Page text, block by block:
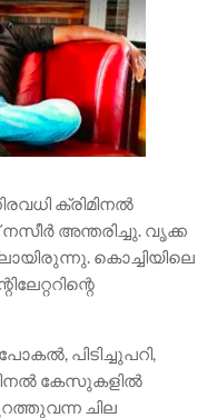
ക്രിമിനൽ
അന്തരിച്ചു. വൃക്ക
കൊച്ചിയിലെ
പിടിച്ചുപറി,
കേസുകളിൽ
ചില